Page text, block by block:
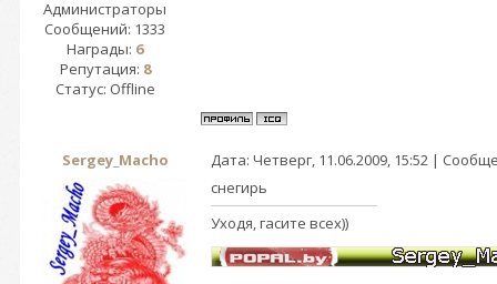
Администраторы
Сообщений: 1333
Награды: 6
Репутация: 8
Статус: Offline
Sergey_Macho Дата: Четверг, 11.06.2009, 15:52 |
снегирь
Уходя, гасите всех))